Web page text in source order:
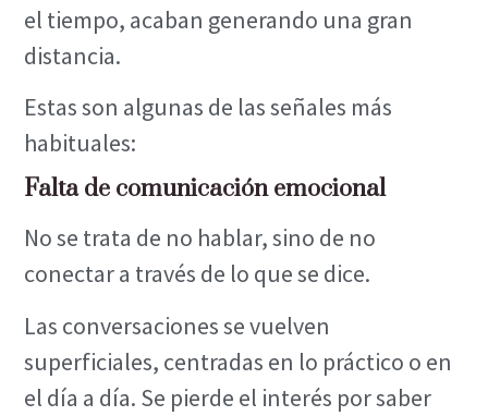
el tiempo, acaban generando una gran
distancia.
Estas son algunas de las señales más
habituales:
Falta de comunicación emocional
No se trata de no hablar, sino de no
conectar a través de lo que se dice.
Las conversaciones se vuelven
superficiales, centradas en lo práctico o en
el día a día. Se pierde el interés por saber